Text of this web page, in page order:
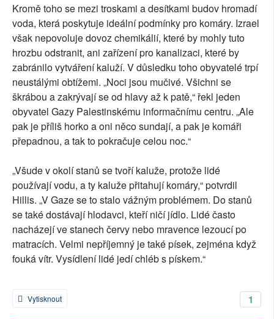
Kromě toho se mezi troskami a desítkami budov hromadí
voda, která poskytuje ideální podmínky pro komáry. Izrael
však nepovoluje dovoz chemikálií, které by mohly tuto
hrozbu odstranit, ani zařízení pro kanalizaci, které by
zabránilo vytváření kaluží. V důsledku toho obyvatelé trpí
neustálými obtížemi. „Noci jsou mučivé. Všichni se
škrábou a zakrývají se od hlavy až k patě,“ řekl jeden
obyvatel Gazy Palestinskému informačnímu centru. „Ale
pak je příliš horko a oni něco sundají, a pak je komáři
přepadnou, a tak to pokračuje celou noc.“
„Všude v okolí stanů se tvoří kaluže, protože lidé
používají vodu, a ty kaluže přitahují komáry,“ potvrdil
Hillis. „V Gaze se to stalo vážným problémem. Do stanů
se také dostávají hlodavci, kteří ničí jídlo. Lidé často
nacházejí ve stanech červy nebo mravence lezoucí po
matracích. Velmi nepříjemný je také písek, zejména když
fouká vítr. Vysídlení lidé jedí chléb s pískem.“
1
Vytisknout